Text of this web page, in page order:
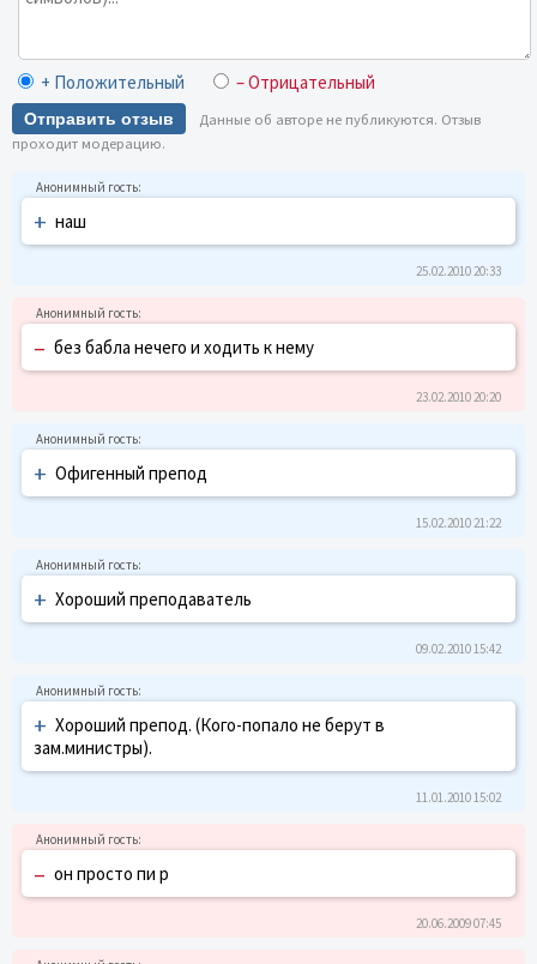
+ Положительный – Отрицательный
Отправить отзыв
Данные об авторе не публикуются. Отзыв
проходит модерацию.
+ наш
25.02.2010 20:33
– без бабла нечего и ходить к нему
23.02.2010 20:20
+ Офигенный препод
15.02.2010 21:22
+ Хороший преподаватель
09.02.2010 15:42
+ Хороший препод. (Кого-попало не берут в
зам.министры).
11.01.2010 15:02
– он просто пи р
20.06.2009 07:45